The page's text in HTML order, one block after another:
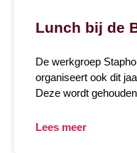
Lunch bij de
De werkgroep
organiseert ook dit
Deze wordt
Lees meer